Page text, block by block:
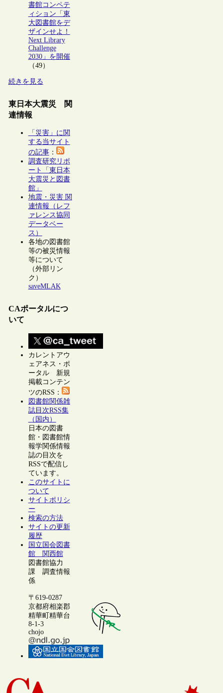
書館コンペテ
ィション「東
大図書館をデ
ザインせよ！
Next Library
Challenge
2030」を開催
（49）
続きを見る
東日本大震災 関
連情報
「災害」に関
する当サイト
の記事：
調査研究リポ
ート「東日本
大震災と図書
館」
地震・災害 関
連情報（レフ
ァレンス協同
データベー
ス）
各地の図書館
等の被災情報
等について
（外部リン
ク）
saveMLAK
CAポータルにつ
いて
カレントアウ
ェアネス・ポ
ータル 新規
掲載コンテン
ツのRSS：
図書館関係雑
誌目次RSS集
（国内）
日本の図書
館・図書館情
報学関係情報
誌の目次を
RSSで配信し
ています。
このサイトに
ついて
サイトポリシ
ー
検索の方法
サイトの更新
履歴
国立国会図書
館 関西館
図書館協力
課 調査情報
係
〒619-0287
京都府相楽郡
精華町精華台
8-1-3
chojo